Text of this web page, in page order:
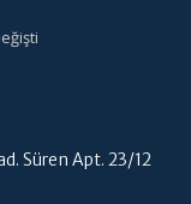
Süren Apt. 23/12